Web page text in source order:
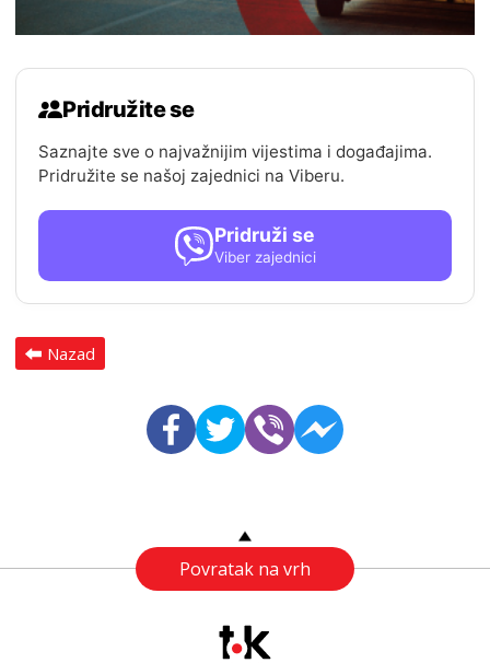
Pridružite se
Saznajte sve o najvažnijim vijestima i događajima.
Pridružite se našoj zajednici na Viberu.
Pridruži se
Viber zajednici
Nazad
Povratak na vrh